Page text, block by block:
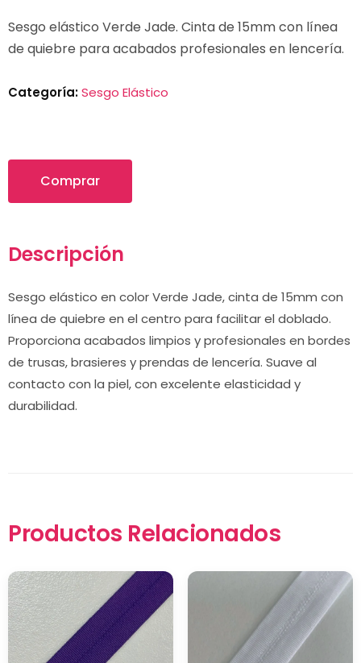
Sesgo elástico Verde Jade. Cinta de 15mm con línea
de quiebre para acabados profesionales en lencería.
Categoría:Sesgo Elástico
Comprar
Descripción
Sesgo elástico en color Verde Jade, cinta de 15mm con
línea de quiebre en el centro para facilitar el doblado.
Proporciona acabados limpios y profesionales en bordes
de trusas, brasieres y prendas de lencería. Suave al
contacto con la piel, con excelente elasticidad y
durabilidad.
Productos Relacionados